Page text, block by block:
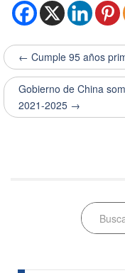
← Cumple 95 años
Gobierno de China
2021-2025 →